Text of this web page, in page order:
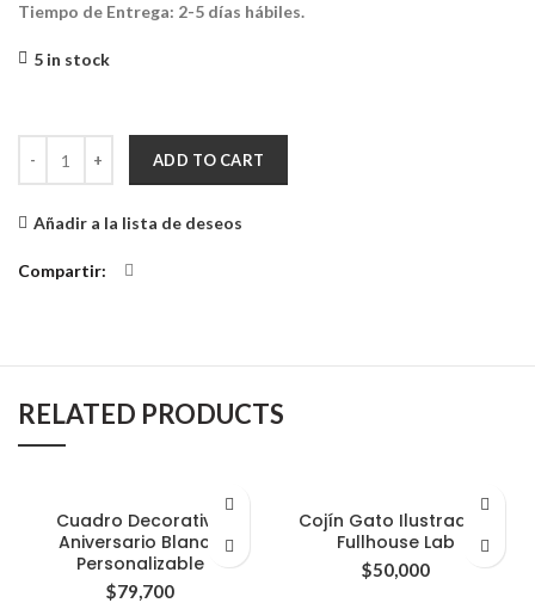
Tiempo de Entrega: 2-5 días hábiles.
5 in stock
ADD TO CART
Añadir a la lista de deseos
Compartir
RELATED PRODUCTS
Cuadro Decorativo
Aniversario Blanco
Personalizable
$79,700
Cojín Gato Ilustrado /
Fullhouse Lab
$50,000